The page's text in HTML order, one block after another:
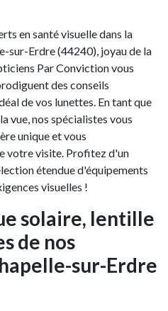
en santé visuelle dans la
sur-Erdre (44240), joyau de la
Par Conviction vous
des conseils
de vos lunettes. En tant que
vue, nos spécialistes vous
unique et vous
votre visite. Profitez d'un
étendue d'équipements
visuelles !
solaire, lentille
de nos
sur-Erdre